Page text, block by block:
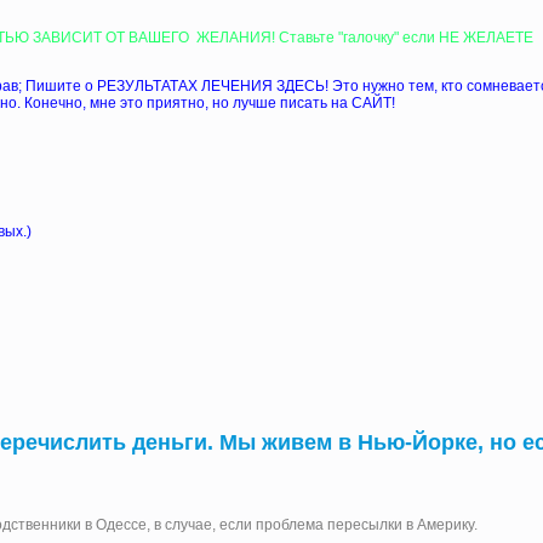
ЗАВИСИТ ОТ ВАШЕГО ЖЕЛАНИЯ! Ставьте "галочку" если НЕ ЖЕЛАЕТЕ
Пишите о РЕЗУЛЬТАТАХ ЛЕЧЕНИЯ ЗДЕСЬ! Это нужно тем, кто
Конечно, мне это приятно, но лучше писать на САЙТ!
деньги. Мы живем в Нью-Йорке, но
в Одессе, в случае, если проблема пересылки в Америку.